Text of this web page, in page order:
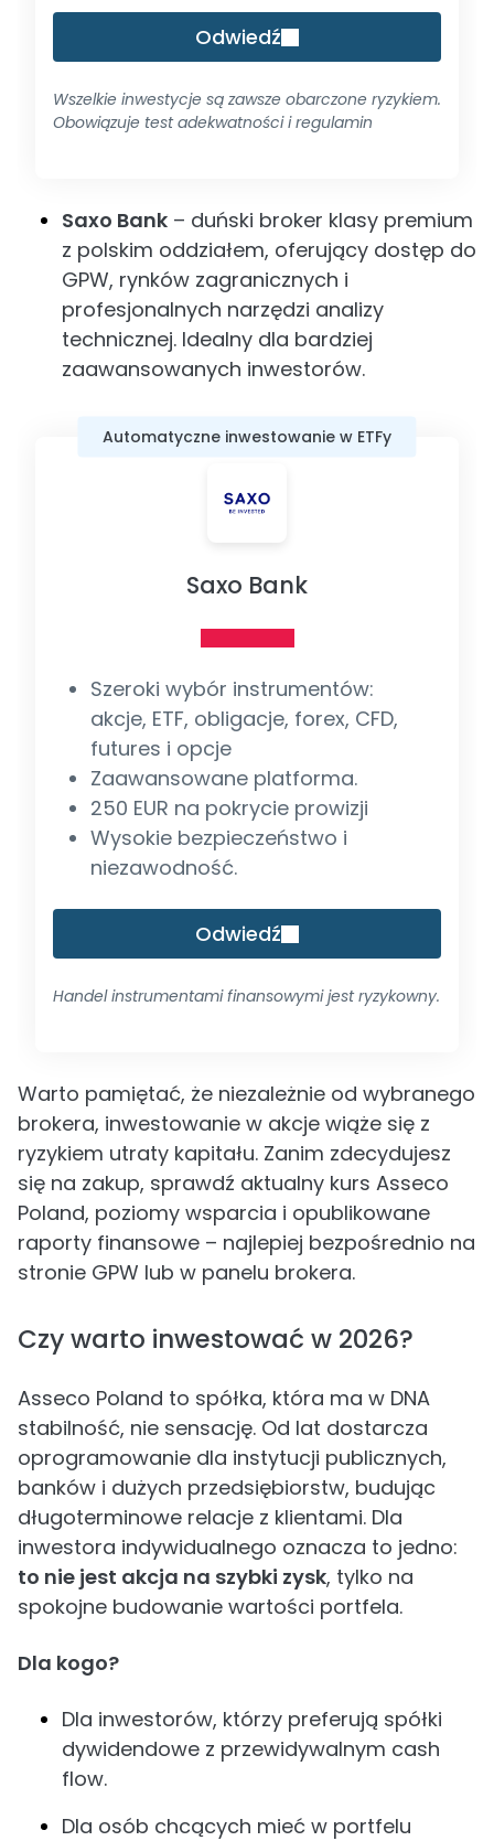
Odwiedź
Wszelkie inwestycje są zawsze obarczone ryzykiem.
Obowiązuje test adekwatności i regulamin
Saxo Bank – duński broker klasy premium
z polskim oddziałem, oferujący dostęp do
GPW, rynków zagranicznych i
profesjonalnych narzędzi analizy
technicznej. Idealny dla bardziej
zaawansowanych inwestorów.
Automatyczne inwestowanie w ETFy
Saxo Bank
Szeroki wybór instrumentów:
akcje, ETF, obligacje, forex, CFD,
futures i opcje
Zaawansowane platforma.
250 EUR na pokrycie prowizji
Wysokie bezpieczeństwo i
niezawodność.
Odwiedź
Handel instrumentami finansowymi jest ryzykowny.
Warto pamiętać, że niezależnie od wybranego
brokera, inwestowanie w akcje wiąże się z
ryzykiem utraty kapitału. Zanim zdecydujesz
się na zakup, sprawdź aktualny kurs Asseco
Poland, poziomy wsparcia i opublikowane
raporty finansowe – najlepiej bezpośrednio na
stronie GPW lub w panelu brokera.
Czy warto inwestować w 2026?
Asseco Poland to spółka, która ma w DNA
stabilność, nie sensację. Od lat dostarcza
oprogramowanie dla instytucji publicznych,
banków i dużych przedsiębiorstw, budując
długoterminowe relacje z klientami. Dla
inwestora indywidualnego oznacza to jedno:
to nie jest akcja na szybki zysk, tylko na
spokojne budowanie wartości portfela.
Dla kogo?
Dla inwestorów, którzy preferują spółki
dywidendowe z przewidywalnym cash
flow.
Dla osób chcących mieć w portfelu